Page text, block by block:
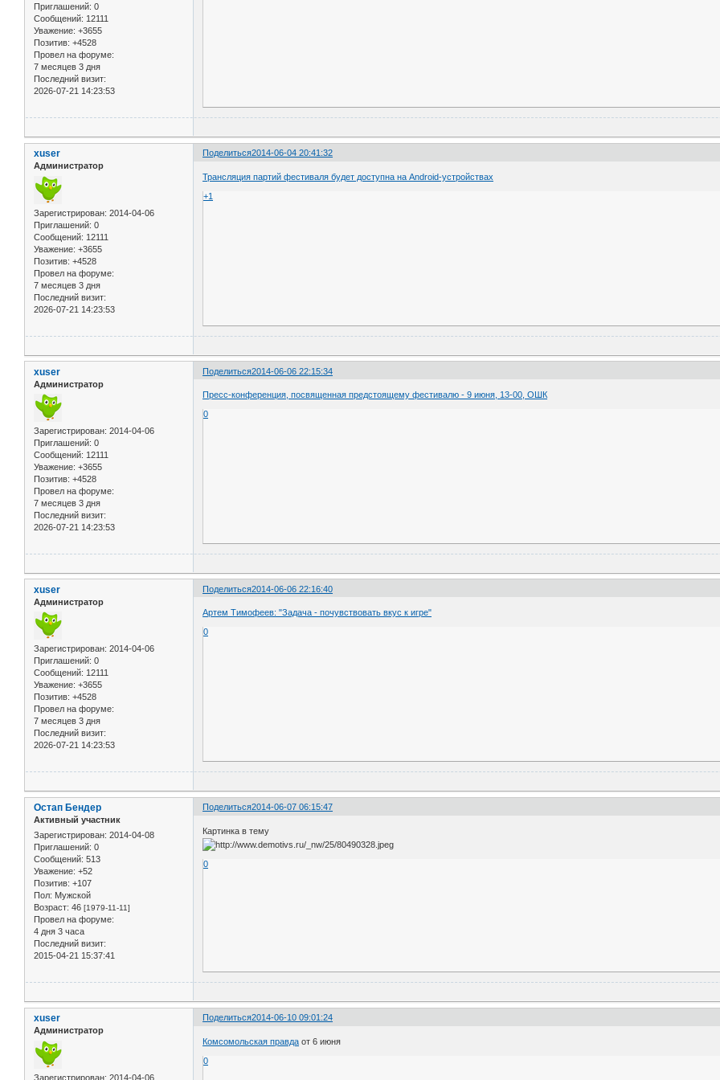
Приглашений: 0
Сообщений: 12111
Уважение: +3655
Позитив: +4528
Провел на форуме:
7 месяцев 3 дня
Последний визит:
2026-07-21 14:23:53
Поделиться2014-06-04 20:41:32
xuser
Администратор
Зарегистрирован: 2014-04-06
Приглашений: 0
Сообщений: 12111
Уважение: +3655
Позитив: +4528
Провел на форуме:
7 месяцев 3 дня
Последний визит:
2026-07-21 14:23:53
Трансляция партий фестиваля будет доступна на Android-устройствах
+1
Поделиться2014-06-06 22:15:34
xuser
Администратор
Зарегистрирован: 2014-04-06
Приглашений: 0
Сообщений: 12111
Уважение: +3655
Позитив: +4528
Провел на форуме:
7 месяцев 3 дня
Последний визит:
2026-07-21 14:23:53
Пресс-конференция, посвященная предстоящему фестивалю - 9 июня, 13-00, ОШК
0
Поделиться2014-06-06 22:16:40
xuser
Администратор
Зарегистрирован: 2014-04-06
Приглашений: 0
Сообщений: 12111
Уважение: +3655
Позитив: +4528
Провел на форуме:
7 месяцев 3 дня
Последний визит:
2026-07-21 14:23:53
Артем Тимофеев: "Задача - почувствовать вкус к игре"
0
Поделиться2014-06-07 06:15:47
Остап Бендер
Активный участник
Зарегистрирован: 2014-04-08
Приглашений: 0
Сообщений: 513
Уважение: +52
Позитив: +107
Пол: Мужской
Возраст: 46 [1979-11-11]
Провел на форуме:
4 дня 3 часа
Последний визит:
2015-04-21 15:37:41
Картинка в тему
0
Поделиться2014-06-10 09:01:24
xuser
Администратор
Зарегистрирован: 2014-04-06
Комсомольская правда от 6 июня
0